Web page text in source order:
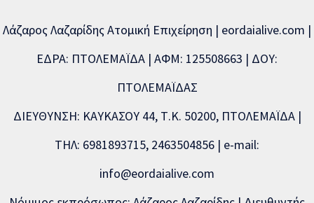
Λάζαρος Λαζαρίδης Ατομική Επιχείρηση | eordaialive.com |
ΕΔΡΑ: ΠΤΟΛΕΜΑΪΔΑ | ΑΦΜ: 125508663 | ΔΟΥ:
ΠΤΟΛΕΜΑΪΔΑΣ
ΔΙΕΥΘΥΝΣΗ: ΚΑΥΚΑΣΟΥ 44, Τ.Κ. 50200, ΠΤΟΛΕΜΑΪΔΑ |
ΤΗΛ: 6981893715, 2463504856 | e-mail:
info@eordaialive.com